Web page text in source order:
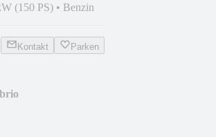
(150 PS) • Benzin
Kontakt Parken